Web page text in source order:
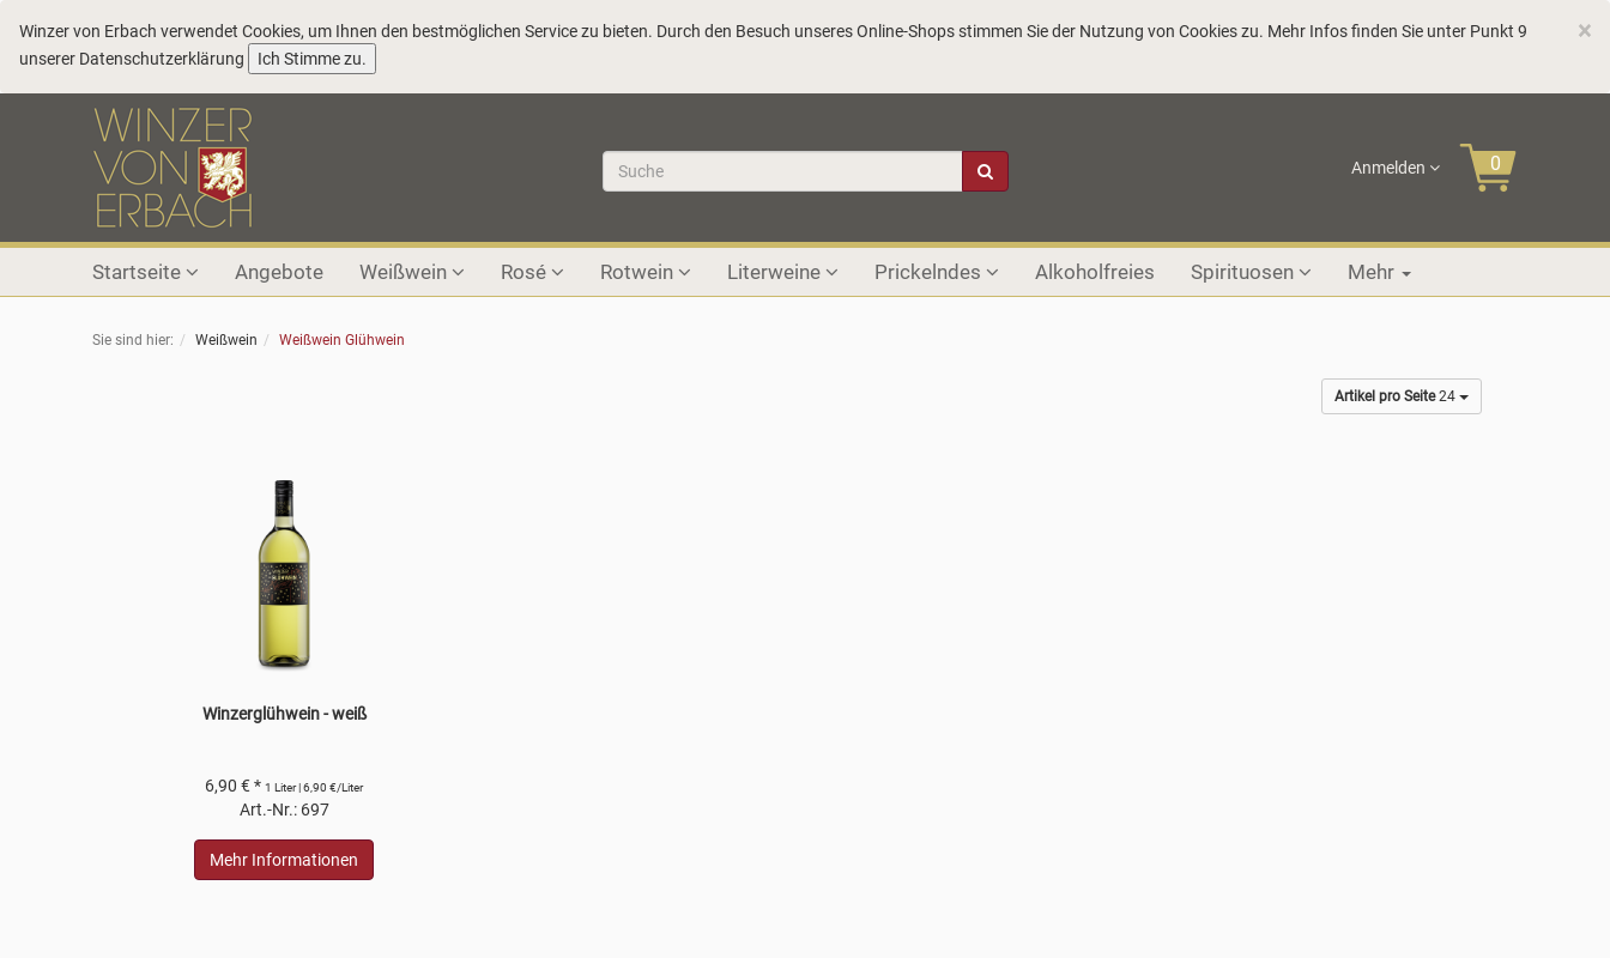
×
Winzer von Erbach verwendet Cookies, um Ihnen den bestmöglichen Service zu bieten. Durch den Besuch unseres Online-Shops stimmen Sie der Nutzung von Cookies zu. Mehr Infos finden Sie unter Punkt 9
unserer Datenschutzerklärung Ich Stimme zu.
Anmelden
Startseite Angebote Weißwein Rosé Rotwein Literweine Prickelndes Alkoholfreies Spirituosen Mehr
Sie sind hier: Weißwein Weißwein Glühwein
Artikel pro Seite 24
Winzerglühwein - weiß
6,90 € * 1 Liter | 6,90 €/Liter
Art.-Nr.: 697
Mehr Informationen